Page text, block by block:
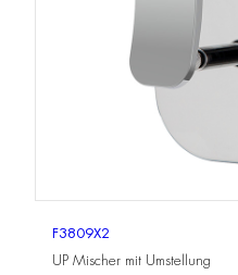
F3809X2
UP Mischer mit Umstellung